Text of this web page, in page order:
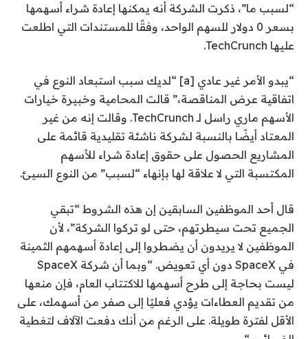
“لسبب ما”، ذكرت الشركة أنه يمكنها إعادة شراء أسهمها
بسعر 0 دولار للسهم الواحد، وفقًا للمستندات التي اطلعت
عليها TechCrunch.
“يبدو الأمر غير عادي [a] “لديك سبب استبعاد النوع في
اتفاقية عرض المناقصة،” قالت المحامية وخبيرة خيارات
الأسهم ماري راسل لـ TechCrunch.
وقالت إنه من غير
المعتاد أيضًا بالنسبة لشركة ناشئة تقليدية قائمة على
المشاريع الحصول على حقوق إعادة شراء للأسهم
المكتسبة التي لا علاقة لها بإنهاء “لسبب” من النوع السيئ.
قال أحد الموظفين السابقين إن هذه الشروط “تبقي
الجميع تحت سيطرتهم، حتى لو تركوا الشركة”، لأن
الموظفين لا يريدون أن يضطروا إلى إعادة أسهمهم الثمينة
في SpaceX دون أي تعويض.
“وبما أن شركة SpaceX
ليست بحاجة إلى طرح أسهمها للاكتتاب العام، فإن منعها
من تقديم العطاءات يؤدي فعليًا إلى صفر من أسهمك، على
الأقل لفترة طويلة. على الرغم من أنك دفعت الآلاف لتغطية